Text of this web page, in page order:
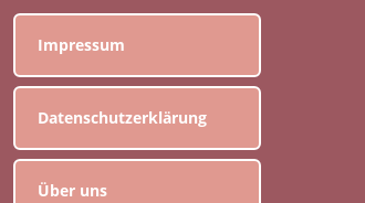
Impressum
Datenschutzerklärung
Über uns